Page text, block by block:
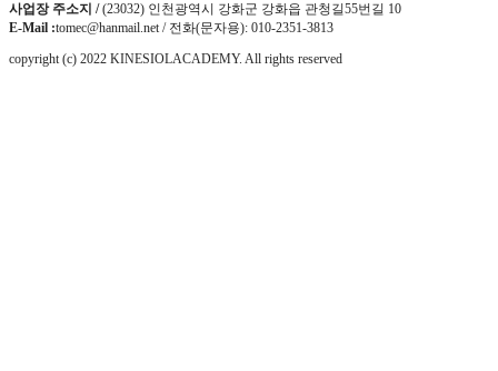
사업장 주소지 /(23032) 인천광역시 강화군 강화읍 관청길55번길 10
E-Mail :tomec@hanmail.net / 전화(문자용): 010-2351-3813
copyright (c) 2022 KINESIOLACADEMY. All rights reserved